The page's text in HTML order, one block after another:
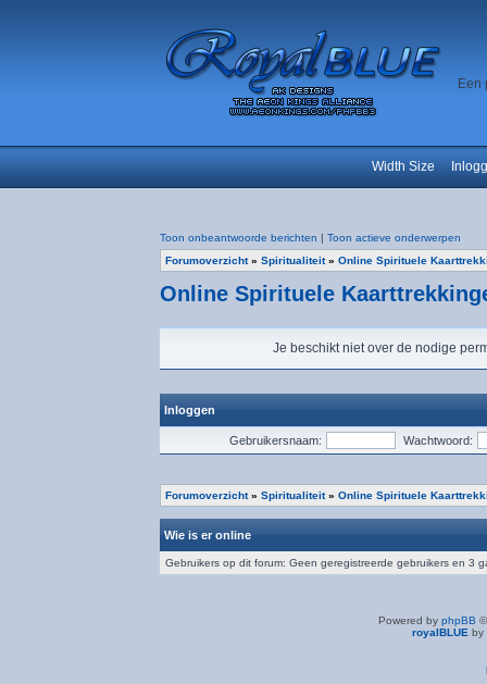
Een
Width Size
Toon onbeantwoorde berichten | Toon actieve onderwerpen
Forumoverzicht» Spiritualiteit» Online Spirituele
Online Spirituele
Je beschikt niet over de nodige
Inloggen
Gebruikersnaam: Wachtwoord:
Forumoverzicht» Spiritualiteit» Online Spirituele
Wie is er online
Gebruikers op dit forum: Geen geregistreerde gebruikers en 3
Powered by phpBB
royalBLUE by